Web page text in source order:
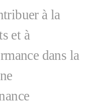
à la
et à
dans la